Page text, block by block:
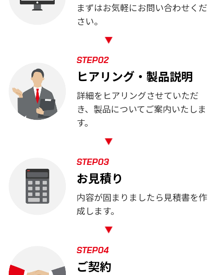
まずはお気軽にお問い合わせくだ
さい。
STEP02
ヒアリング‧製品説明
詳細をヒアリングさせていただ
き、製品についてご案内いたしま
す。
STEP03
お見積り
内容が固まりましたら見積書を作
成します。
STEP04
ご契約